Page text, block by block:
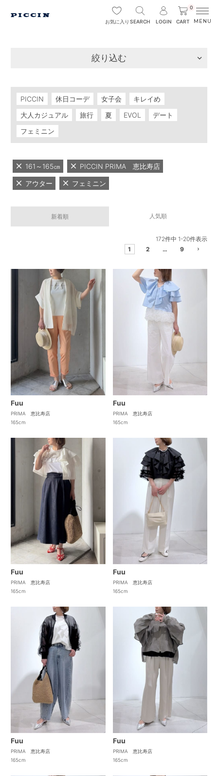
お気に入り SEARCH LOGIN
0
CART
絞り込む
PICCIN 休日コーデ 女子会
キレイめ
大人カジュアル
旅行 夏 EVOL
デート
フェミニン
161～165㎝ PICCIN PRIMA 恵比寿店
アウター フェミニン
新着順 人気順
172件中 1-20件表示
1
2 … 9
Fuu
PRIMA 恵比寿店
165cm
Fuu
PRIMA 恵比寿店
165cm
Fuu
PRIMA 恵比寿店
165cm
Fuu
PRIMA 恵比寿店
165cm
Fuu
PRIMA 恵比寿店
165cm
Fuu
PRIMA 恵比寿店
165cm